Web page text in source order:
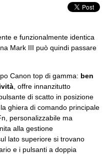
e funzionalmente identica
Mark III può quindi passare
Canon top di gamma: ben
, offre innanzitutto
di scatto in posizione
ghiera di comando principale
personalizzabile ma
alla gestione
lato superiore si trovano
e i pulsanti a doppia